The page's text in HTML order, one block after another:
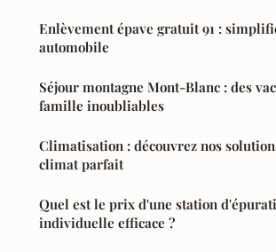
Enlèvement épave gratuit 91 :
automobile
Séjour montagne Mont-Blanc : des
famille inoubliables
Climatisation : découvrez nos
climat parfait
Quel est le prix d'une station
individuelle efficace ?